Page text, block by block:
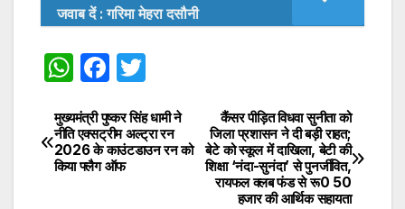
जवाब दें : गरिमा मेहरा दसौनी
W
at
s
A
F
c
e
b
itt
er
Post
navigation
कैंसर पीड़ित विधवा सुनीता को
जिला प्रशासन ने दी बड़ी राहत;
बेटे को स्कूल में दाखिला, बेटी की
शिक्षा ‘नंदा-सुनंदा’ से पुनर्जीवित,
रायफल क्लब फंड से रू0 50
हजार की आर्थिक सहायता
मुख्यमंत्री पुष्कर सिंह धामी ने
नीति एक्सट्रीम अल्ट्रा रन
2026 के काउंटडाउन रन को
किया फ्लैग ऑफ